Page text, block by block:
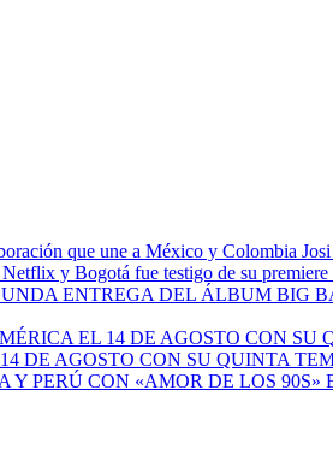
DE AGOSTO CON SU QUINTA